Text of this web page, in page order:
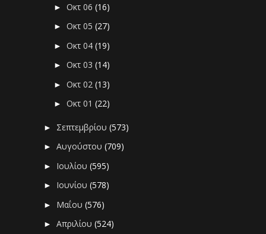
►Οκτ 06(16)
►Οκτ 05(27)
►Οκτ 04(19)
►Οκτ 03(14)
►Οκτ 02(13)
►Οκτ 01(22)
► Σεπτεμβρίου(573)
►Αυγούστου(709)
► Ιουλίου(595)
► Ιουνίου(578)
► Μαΐου(576)
►Απριλίου(524)